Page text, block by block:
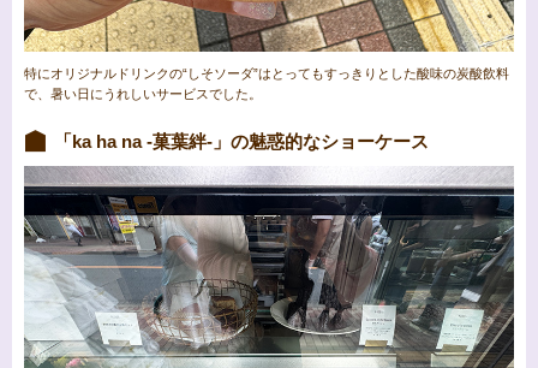
特にオリジナルドリンクの“しそソーダ”はとってもすっきりとした酸味の炭酸飲料
で、暑い日にうれしいサービスでした。
「ka ha na -菓葉絆-」の魅惑的なショーケース